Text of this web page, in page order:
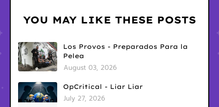
YOU MAY LIKE THESE POSTS
Los Provos - Preparados Para la
Pelea
August 03, 2026
OpCritical - Liar Liar
July 27, 2026